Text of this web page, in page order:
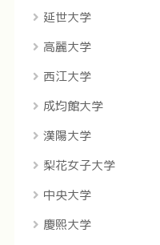
延世大学
高麗大学
西江大学
成均館大学
漢陽大学
梨花女子大学
中央大学
慶煕大学